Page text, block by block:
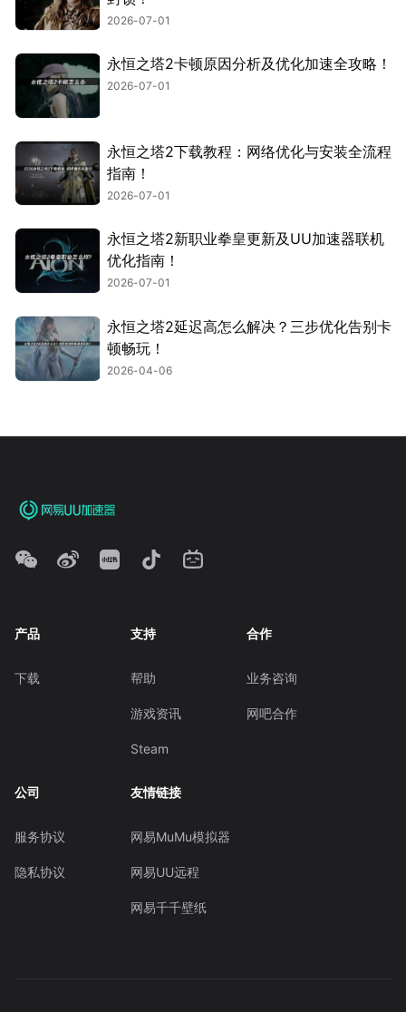
2026-07-01
永恒之塔2卡顿原因分析及优化加速全攻略！
2026-07-01
永恒之塔2下载教程：网络优化与安装全流程
指南！
2026-07-01
永恒之塔2新职业拳皇更新及UU加速器联机
优化指南！
2026-07-01
永恒之塔2延迟高怎么解决？三步优化告别卡
顿畅玩！
2026-04-06
产品
下载
支持
帮助
游戏资讯
Steam
合作
业务咨询
网吧合作
公司
服务协议
隐私协议
友情链接
网易MuMu模拟器
网易UU远程
网易千千壁纸